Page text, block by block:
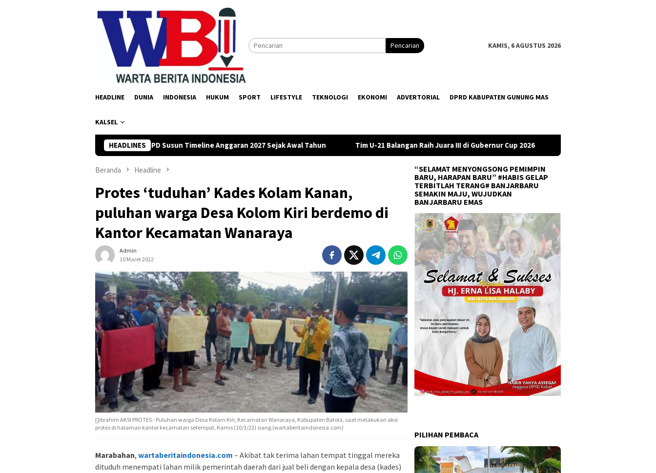
Pencarian KAMIS, 6 AGUSTUS 2026
HEADLINE DUNIA INDONESIA HUKUM SPORT LIFESTYLE TEKNOLOGI EKONOMI ADVERTORIAL DPRD KABUPATEN GUNUNG MAS
KALSEL
HEADLINES
Yusi Minta OPD Susun Timeline Anggaran 2027 Sejak Awal Tahun Tim U-21 Balangan Raih Juara III di Gubernur Cup 2026 DPRD Tanah Bumbu Desak PLN Batulicin Transparan
Beranda Headline
Protes ‘tuduhan’ Kades Kolam Kanan,
puluhan warga Desa Kolom Kiri berdemo di
Kantor Kecamatan Wanaraya
Admin
10 Maret 2022
[]ibrahim AKSI PROTES - Puluhan warga Desa Kolam Kiri, Kecamatan Wanaraya, Kabupaten Batola, saat melakukan aksi
protes di halaman kantor kecamatan setempat, Kamis (10/3/22) siang.(wartaberitaindonesia.com)
Marabahan, wartaberitaindonesia.com – Akibat tak terima lahan tempat tinggal mereka
dituduh menempati lahan milik pemerintah daerah dari jual beli dengan kepala desa (kades)
“SELAMAT MENYONGSONG PEMIMPIN
BARU, HARAPAN BARU” #HABIS GELAP
TERBITLAH TERANG# BANJARBARU
SEMAKIN MAJU, WUJUDKAN
BANJARBARU EMAS
PILIHAN PEMBACA